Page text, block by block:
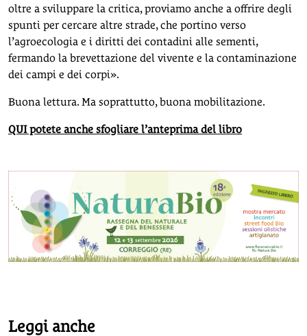
oltre a sviluppare la critica, proviamo anche a offrire degli
spunti per cercare altre strade, che portino verso
l’agroecologia e i diritti dei contadini alle sementi,
fermando la brevettazione del vivente e la contaminazione
dei campi e dei corpi».
Buona lettura. Ma soprattutto, buona mobilitazione.
QUI potete anche sfogliare l’anteprima del libro
Leggi anche